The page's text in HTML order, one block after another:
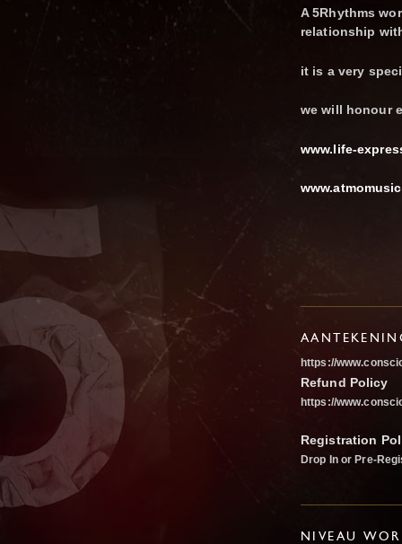
A 5Rhythms
relationship
it is a very
we will honour
www.life-
https://
Refund Policy
https://
Registration
Drop In or Pre-
NIVEAU